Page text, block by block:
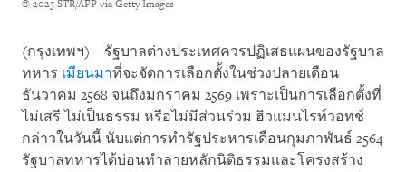
© 2025 STR/AFP via Getty Images
(กรุงเทพฯ) – รัฐบาลต่างประเทศควรปฏิเสธแผนของรัฐบาล
ทหาร เมียนมาที่จะจัดการเลือกตั้งในช่วงปลายเดือน
ธันวาคม 2568 จนถึงมกราคม 2569 เพราะเป็นการเลือกตั้งที่
ไม่เสรี ไม่เป็นธรรม หรือไม่มีส่วนร่วม ฮิวแมนไรท์วอทช์
กล่าวในวันนี้ นับแต่การทำรัฐประหารเดือนกุมภาพันธ์ 2564
รัฐบาลทหารได้บ่อนทำลายหลักนิติธรรมและโครงสร้าง